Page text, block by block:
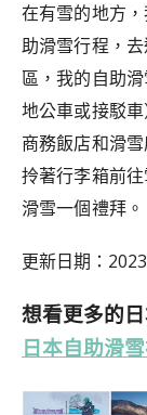
在有雪的地方
助滑雪行程，
區，我的自助
地公車或接駁
商務飯店和滑
拎著行李箱前
滑雪一個禮拜。
更新日期：
想看更多的
日本自助滑